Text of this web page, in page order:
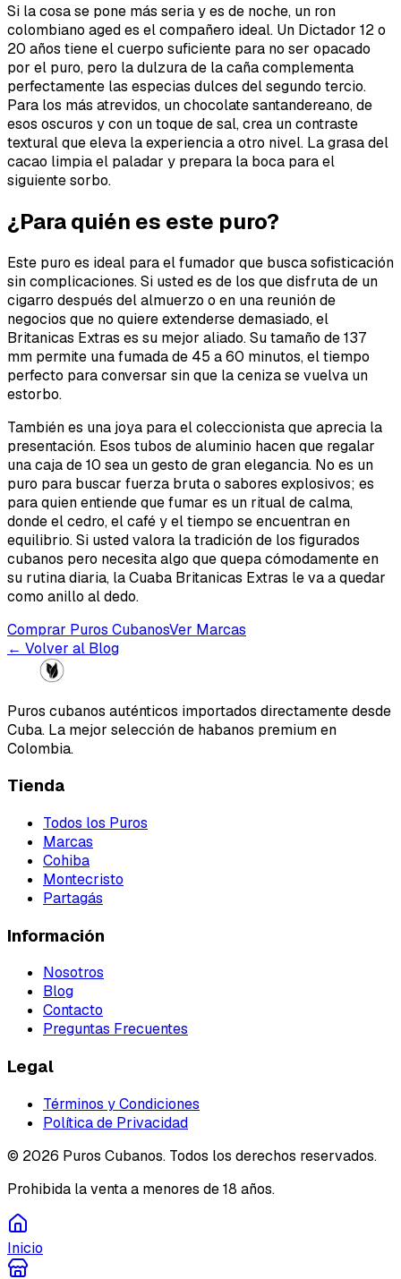
Si la cosa se pone más seria y es de noche, un ron
colombiano aged es el compañero ideal. Un Dictador 12 o
20 años tiene el cuerpo suficiente para no ser opacado
por el puro, pero la dulzura de la caña complementa
perfectamente las especias dulces del segundo tercio.
Para los más atrevidos, un chocolate santandereano, de
esos oscuros y con un toque de sal, crea un contraste
textural que eleva la experiencia a otro nivel. La grasa del
cacao limpia el paladar y prepara la boca para el
siguiente sorbo.
¿Para quién es este puro?
Este puro es ideal para el fumador que busca sofisticación
sin complicaciones. Si usted es de los que disfruta de un
cigarro después del almuerzo o en una reunión de
negocios que no quiere extenderse demasiado, el
Britanicas Extras es su mejor aliado. Su tamaño de 137
mm permite una fumada de 45 a 60 minutos, el tiempo
perfecto para conversar sin que la ceniza se vuelva un
estorbo.
También es una joya para el coleccionista que aprecia la
presentación. Esos tubos de aluminio hacen que regalar
una caja de 10 sea un gesto de gran elegancia. No es un
puro para buscar fuerza bruta o sabores explosivos; es
para quien entiende que fumar es un ritual de calma,
donde el cedro, el café y el tiempo se encuentran en
equilibrio. Si usted valora la tradición de los figurados
cubanos pero necesita algo que quepa cómodamente en
su rutina diaria, la Cuaba Britanicas Extras le va a quedar
como anillo al dedo.
Comprar Puros CubanosVer Marcas
← Volver al Blog
Puros cubanos auténticos importados directamente desde
Cuba. La mejor selección de habanos premium en
Colombia.
Tienda
Todos los Puros
Marcas
Cohiba
Montecristo
Partagás
Información
Nosotros
Blog
Contacto
Preguntas Frecuentes
Legal
Términos y Condiciones
Política de Privacidad
© 2026 Puros Cubanos. Todos los derechos reservados.
Prohibida la venta a menores de 18 años.
Inicio